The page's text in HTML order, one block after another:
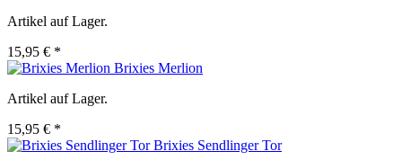
Artikel auf Lager.
15,95 € *
Brixies Merlion
Artikel auf Lager.
15,95 € *
Brixies Sendlinger Tor